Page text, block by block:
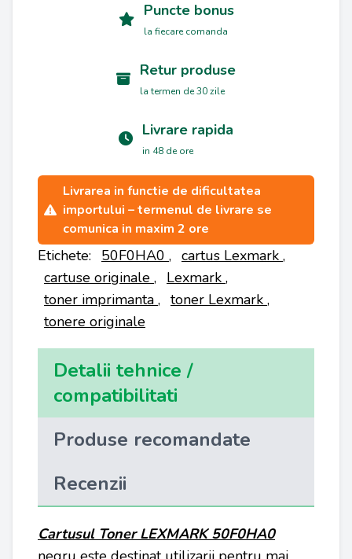
Puncte bonus
la fiecare comanda
Retur produse
la termen de 30 zile
Livrare rapida
in 48 de ore
Livrarea in functie de dificultatea
importului – termenul de livrare se
comunica in maxim 2 ore
Etichete: 50F0HA0 , cartus Lexmark ,
cartuse originale , Lexmark ,
toner imprimanta , toner Lexmark ,
tonere originale
Detalii tehnice /
compatibilitati
Produse recomandate
Recenzii
Cartusul Toner LEXMARK 50F0HA0